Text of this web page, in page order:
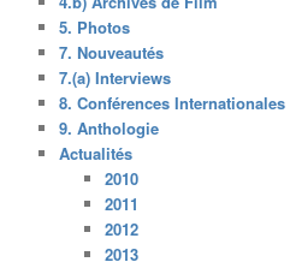
5. Photos
7. Nouveautés
7.(a) Interviews
8. Conférences Internationales
9. Anthologie
Actualités
2010
2011
2012
2013